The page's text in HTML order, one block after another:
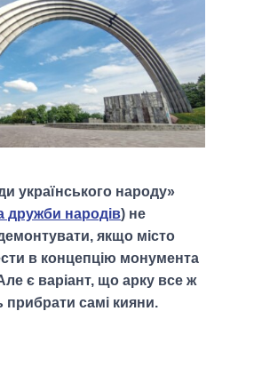
українського народу»
дружби народів) не
якщо місто
в концепцію монумента
є варіант, що арку все ж
прибрати самі кияни.